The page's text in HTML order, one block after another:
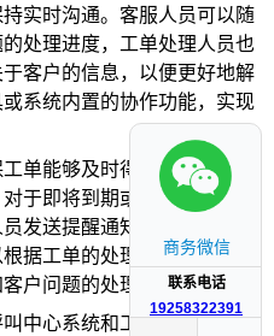
实时沟通。客服人员可以随
处理进度，工单处理人员也
客户的信息，以便更好地解
系统内置的协作功能，实现
单能够及时得到处理，工单
于即将到期或已经逾期的工
发送提醒通知，催促其尽快
据工单的处理情况，对客户
户问题的处理进度。
叫中心系统和工单系统的数据
商务微信
联系电话
19258322391